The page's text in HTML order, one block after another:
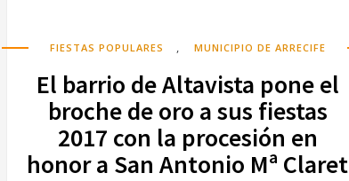
FIESTAS POPULARES , MUNICIPIO DE ARRECIFE
El barrio de Altavista pone el
broche de oro a sus fiestas
2017 con la procesión en
honor a San Antonio Mª Claret